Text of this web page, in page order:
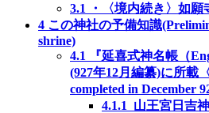
3.1
・〈境内続き〉如願
4 この神社の予備知識
shrine)
4.1
『延喜式神名帳（
(927年12月編纂)に所載
completed in December
4.1.1
山王宮日吉